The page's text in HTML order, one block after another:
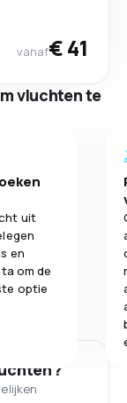
vanaf€ 41
vluchten te
uit
en
om de
optie